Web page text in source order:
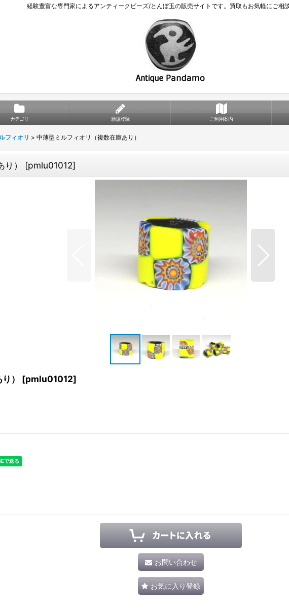
経験豊富な専門家によるアンティークビーズ/とんぼ玉の販売サイトです。買取もお気軽にご相談
カテゴリ 新規登録 ご利用案内
フィオリ > 中薄型ミルフィオリ（複数在庫あり）
） [pmlu01012]
） [pmlu01012]
お問い合わせ
お気に入り登録